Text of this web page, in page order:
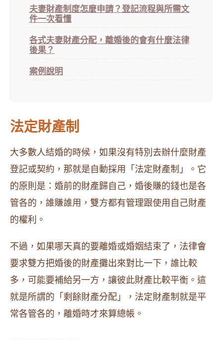
夫妻財產制度怎麼申請？登記流程與所需文
件一次看懂
各式夫妻財產分配，離婚後的會有什麼法律
後果？
案例說明
法定財產制
大多數人結婚的時候，如果沒有特別去辦什麼財產
登記或契約，那就是自動採用「法定財產制」。它
的原則是：婚前的財產歸自己，婚後賺的錢也是各
管各的，誰賺誰用，雙方都有管理跟使用自己財產
的權利。
不過，如果哪天真的要離婚或婚姻結束了，法律會
要求雙方把婚後的財產攤出來對比一下，誰比較
多，可能要補給另一方，讓彼此財產比較平衡。這
就是所謂的「剩餘財產分配」，法定財產制就是平
常各管各的，離婚時才來算總帳。